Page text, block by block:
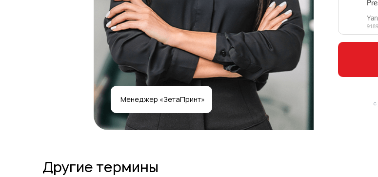
Менеджер «ЗетаПринт»
с
Другие термины